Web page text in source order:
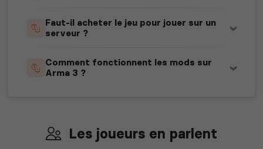
Faut-il acheter le jeu pour jouer sur un
serveur ?
Comment fonctionnent les mods sur
Arma 3 ?
Les joueurs en parlent